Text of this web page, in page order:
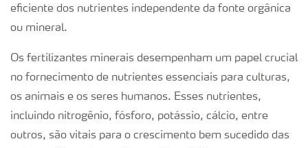
eficiente dos nutrientes independente da fonte orgânica
ou mineral.
Os fertilizantes minerais desempenham um papel crucial
no fornecimento de nutrientes essenciais para culturas,
os animais e os seres humanos. Esses nutrientes,
incluindo nitrogênio, fósforo, potássio, cálcio, entre
outros, são vitais para o crescimento bem sucedido das